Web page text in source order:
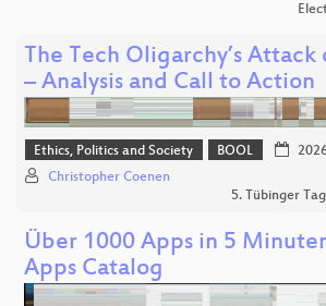
The Tech Oligarchy’s
– Analysis and Call to Action
Ethics, Politics and Society BOOL
Christopher Coenen
5. Tübinger
Über 1000 Apps in 5
Apps Catalog